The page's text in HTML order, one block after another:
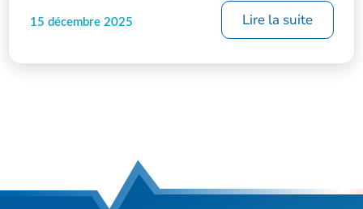
15 décembre 2025 Lire la suite